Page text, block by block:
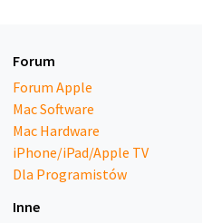
Forum
Forum Apple
Mac Software
Mac Hardware
iPhone/iPad/Apple TV
Dla Programistów
Inne